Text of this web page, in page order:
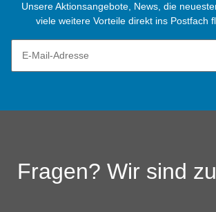
Unsere Aktionsangebote, News, die
viele weitere Vorteile direkt ins Postfach
Fragen? Wir sind